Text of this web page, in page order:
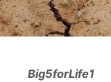
Big5forLife1